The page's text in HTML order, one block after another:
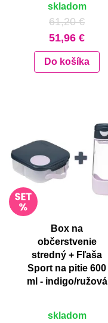
skladom
61,20 €
51,96 €
Do košíka
Box na
občerstvenie
stredný + Fľaša
Sport na pitie 600
ml - indigo/ružová
skladom